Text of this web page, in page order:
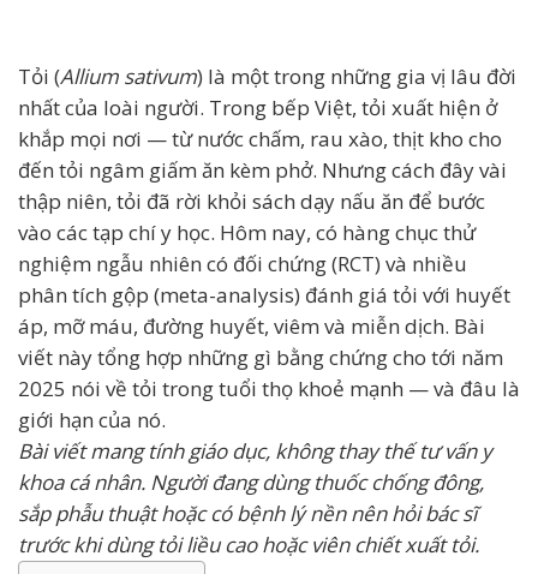
Tỏi (Allium sativum) là một trong những gia vị lâu đời
nhất của loài người. Trong bếp Việt, tỏi xuất hiện ở
khắp mọi nơi — từ nước chấm, rau xào, thịt kho cho
đến tỏi ngâm giấm ăn kèm phở. Nhưng cách đây vài
thập niên, tỏi đã rời khỏi sách dạy nấu ăn để bước
vào các tạp chí y học. Hôm nay, có hàng chục thử
nghiệm ngẫu nhiên có đối chứng (RCT) và nhiều
phân tích gộp (meta-analysis) đánh giá tỏi với huyết
áp, mỡ máu, đường huyết, viêm và miễn dịch. Bài
viết này tổng hợp những gì bằng chứng cho tới năm
2025 nói về tỏi trong tuổi thọ khoẻ mạnh — và đâu là
giới hạn của nó.
Bài viết mang tính giáo dục, không thay thế tư vấn y
khoa cá nhân. Người đang dùng thuốc chống đông,
sắp phẫu thuật hoặc có bệnh lý nền nên hỏi bác sĩ
trước khi dùng tỏi liều cao hoặc viên chiết xuất tỏi.